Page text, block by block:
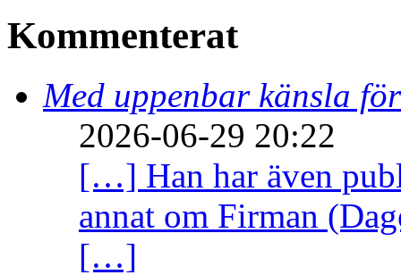
Kommenterat
Med uppenbar känsla
2026-06-29 20:22
[…] Han har även
annat om Firman
[…]